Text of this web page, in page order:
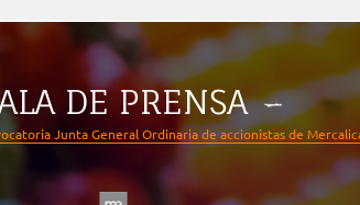
DE PRENSA
Junta General Ordinaria de accionistas de